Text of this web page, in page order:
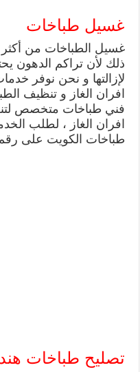
غسيل طباخات
غسيل الطباخات من
ذلك لأن تراكم الدهون
لإزالتها و نحن نوفر
افران الغاز و تنظيف
فني طباخات متخصص
افران الغاز ، لطلب
طباخات الكويت على رقم
تصليح طباخات